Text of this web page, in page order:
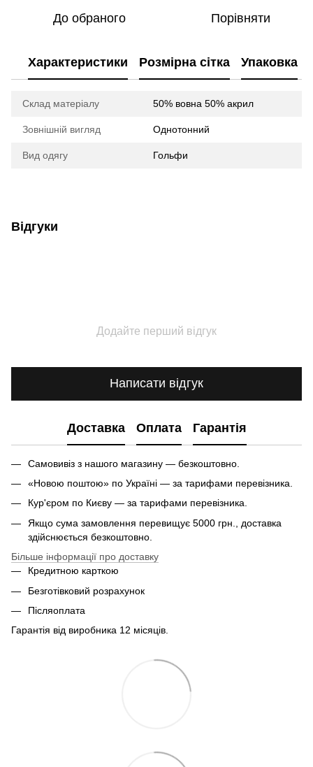
До обраного Порівняти
Характеристики Розмірна сітка Упаковка
Склад матеріалу 50% вовна 50% акрил
Зовнішній вигляд Однотонний
Вид одягу Гольфи
Відгуки
Додайте перший відгук
Написати відгук
Доставка Оплата Гарантія
Самовивіз з нашого магазину — безкоштовно.
«Новою поштою» по Україні — за тарифами перевізника.
Кур'єром по Києву — за тарифами перевізника.
Якщо сума замовлення перевищує 5000 грн., доставка
здійснюється безкоштовно.
Більше інформації про доставку
Кредитною карткою
Безготівковий розрахунок
Післяоплата
Гарантія від виробника 12 місяців.